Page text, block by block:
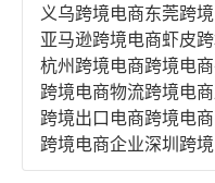
义乌跨境电商东莞跨
亚马逊跨境电商虾皮
杭州跨境电商跨境电
跨境电商物流跨境电
跨境出口电商跨境电
跨境电商企业深圳跨
进口跨境电商跨境电